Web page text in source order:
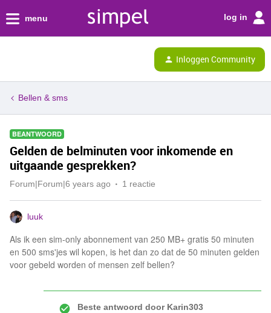
menu log in
Inloggen Community
Bellen & sms
BEANTWOORD
Gelden de belminuten voor inkomende en
uitgaande gesprekken?
Forum|Forum|6 years ago 1 reactie
luuk
Als ik een sim-only abonnement van 250 MB+ gratis 50 minuten
en 500 sms'jes wil kopen, is het dan zo dat de 50 minuten gelden
voor gebeld worden of mensen zelf bellen?
Beste antwoord doorKarin303